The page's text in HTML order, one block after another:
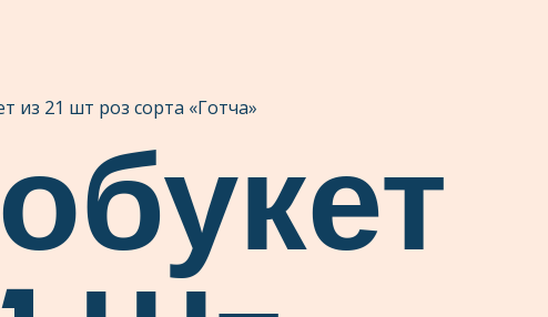
из 21 шт роз сорта «Готча»